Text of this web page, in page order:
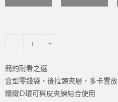
- +
簡約耐看之選
盒型零錢袋，後拉鍊夾層，多卡置放
精緻D環可與皮夾鍊結合使用